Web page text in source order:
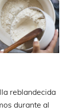
reblandecida
durante al